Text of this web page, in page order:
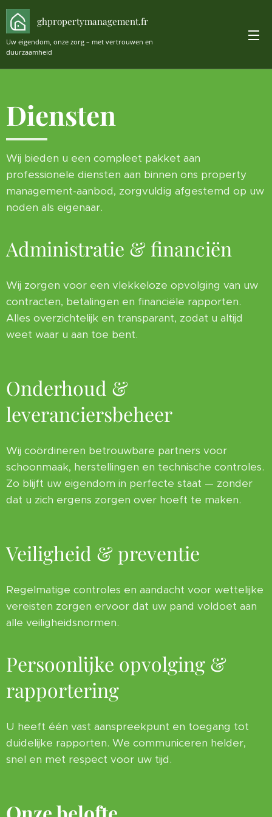
ghpropertymanagement.fr
Uw eigendom, onze zorg – met vertrouwen en
duurzaamheid
Diensten
Wij bieden u een compleet pakket aan
professionele diensten aan binnen ons property
management-aanbod, zorgvuldig afgestemd op uw
noden als eigenaar.
Administratie & financiën
Wij zorgen voor een vlekkeloze opvolging van uw
contracten, betalingen en financiële rapporten.
Alles overzichtelijk en transparant, zodat u altijd
weet waar u aan toe bent.
Onderhoud &
leveranciersbeheer
Wij coördineren betrouwbare partners voor
schoonmaak, herstellingen en technische controles.
Zo blijft uw eigendom in perfecte staat — zonder
dat u zich ergens zorgen over hoeft te maken.
Veiligheid & preventie
Regelmatige controles en aandacht voor wettelijke
vereisten zorgen ervoor dat uw pand voldoet aan
alle veiligheidsnormen.
Persoonlijke opvolging &
rapportering
U heeft één vast aanspreekpunt en toegang tot
duidelijke rapporten. We communiceren helder,
snel en met respect voor uw tijd.